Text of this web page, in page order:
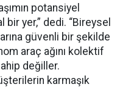
potansiyel
yer,” dedi. “Bireysel
güvenli bir şekilde
araç ağını kolektif
değiller.
karmaşık